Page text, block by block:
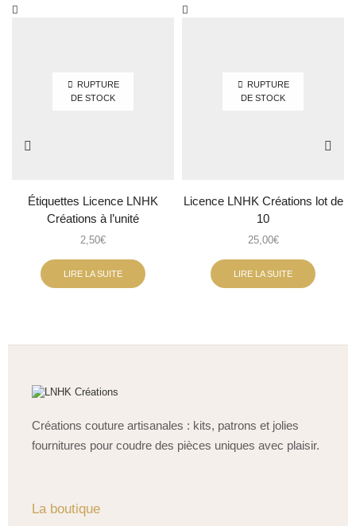
RUPTURE
DE STOCK
Étiquettes Licence LNHK
Créations à l’unité
2,50€
LIRE LA SUITE
RUPTURE
DE STOCK
Licence LNHK Créations lot de
10
25,00€
LIRE LA SUITE
Créations couture artisanales : kits, patrons et jolies
fournitures pour coudre des pièces uniques avec plaisir.
La boutique